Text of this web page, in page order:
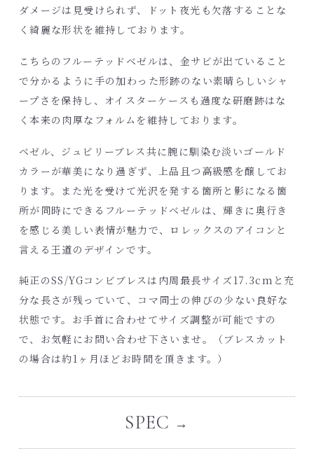
ダメージは見受けられず、ドット夜光も欠落することな
く綺麗な形状を維持しております。
こちらのフルーテッドベゼルは、金サビが出ていること
で分かるように手の加わった形跡のない素晴らしいシャ
ープさを保持し、オイスターケースも過度な研磨跡はな
く本来の肉厚なフォルムを維持しております。
ベゼル、ジュビリーブレス共に腕に馴染む淡いゴールド
カラーが華美になり過ぎず、上品且つ高級感を醸してお
ります。また光を受けて光沢を発する箇所と影になる箇
所が同時にできるフルーテッドベゼルは、輝きに奥行き
を感じる美しい表情が魅力で、ロレックスのアイコンと
言える王道のデザインです。
純正のSS/YGコンビブレスは内周最長サイズ17.3cmと充
分な長さが残っていて、コマ同士の伸びの少ない良好な
状態です。お手首に合わせてサイズ調整が可能ですの
で、お気軽にお問い合わせ下さいませ。（ブレスカット
の場合は約1ヶ月ほどお時間を頂きます。）
SPEC